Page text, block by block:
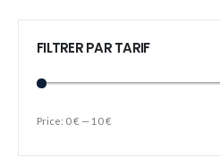
FILTRER PAR TARIF
Price: 0 € — 10 €